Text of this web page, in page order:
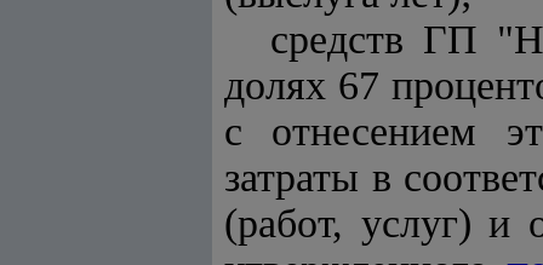
средств ГП
долях 67
с отнесением
затраты в
(работ, услуг) и